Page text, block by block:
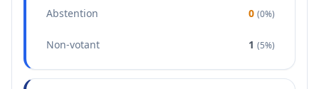
Abstention 0 (0%)
Non-votant 1 (5%)